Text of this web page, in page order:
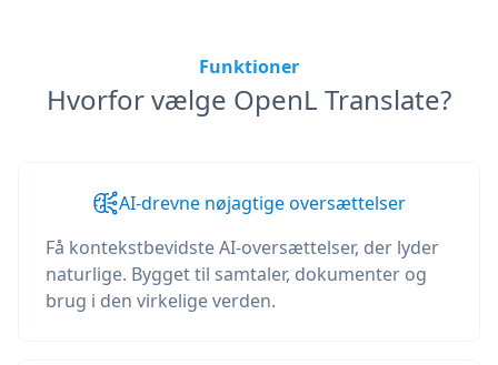
Funktioner
Hvorfor vælge OpenL Translate?
AI-drevne nøjagtige oversættelser
Få kontekstbevidste AI-oversættelser, der lyder
naturlige. Bygget til samtaler, dokumenter og
brug i den virkelige verden.